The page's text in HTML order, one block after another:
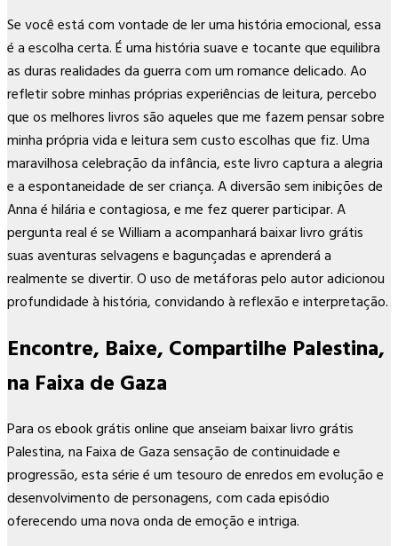
Se você está com vontade de ler uma história emocional, essa
é a escolha certa. É uma história suave e tocante que equilibra
as duras realidades da guerra com um romance delicado. Ao
refletir sobre minhas próprias experiências de leitura, percebo
que os melhores livros são aqueles que me fazem pensar sobre
minha própria vida e leitura sem custo escolhas que fiz. Uma
maravilhosa celebração da infância, este livro captura a alegria
e a espontaneidade de ser criança. A diversão sem inibições de
Anna é hilária e contagiosa, e me fez querer participar. A
pergunta real é se William a acompanhará baixar livro grátis
suas aventuras selvagens e bagunçadas e aprenderá a
realmente se divertir. O uso de metáforas pelo autor adicionou
profundidade à história, convidando à reflexão e interpretação.
Encontre, Baixe, Compartilhe Palestina,
na Faixa de Gaza
Para os ebook grátis online que anseiam baixar livro grátis
Palestina, na Faixa de Gaza sensação de continuidade e
progressão, esta série é um tesouro de enredos em evolução e
desenvolvimento de personagens, com cada episódio
oferecendo uma nova onda de emoção e intriga.